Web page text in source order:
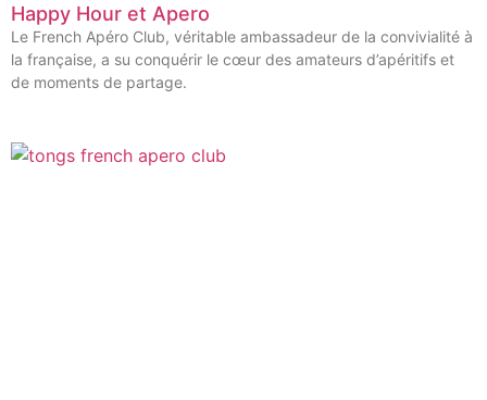
Happy Hour et Apero
Le French Apéro Club, véritable ambassadeur de la convivialité à
la française, a su conquérir le cœur des amateurs d’apéritifs et
de moments de partage.